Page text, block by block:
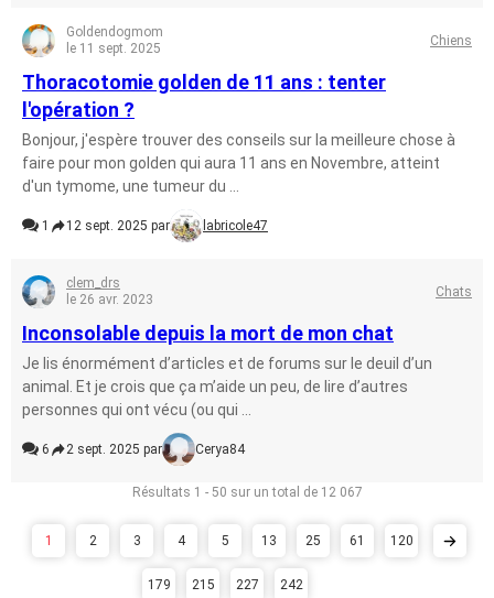
Goldendogmom
le 11 sept. 2025
Chiens
Thoracotomie golden de 11 ans : tenter
l'opération ?
Bonjour, j'espère trouver des conseils sur la meilleure chose à
faire pour mon golden qui aura 11 ans en Novembre, atteint
d'un tymome, une tumeur du ...
1 12 sept. 2025 par labricole47
clem_drs
le 26 avr. 2023
Chats
Inconsolable depuis la mort de mon chat
Je lis énormément d’articles et de forums sur le deuil d’un
animal. Et je crois que ça m’aide un peu, de lire d’autres
personnes qui ont vécu (ou qui ...
6 2 sept. 2025 par Cerya84
Résultats 1 - 50 sur un total de 12 067
1 2 3 4 5 13 25 61 120
179 215 227 242